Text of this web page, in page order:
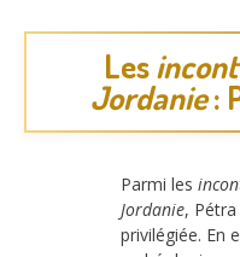
Les
Jordanie:
Parmi les
Jordanie,
privilégiée. En